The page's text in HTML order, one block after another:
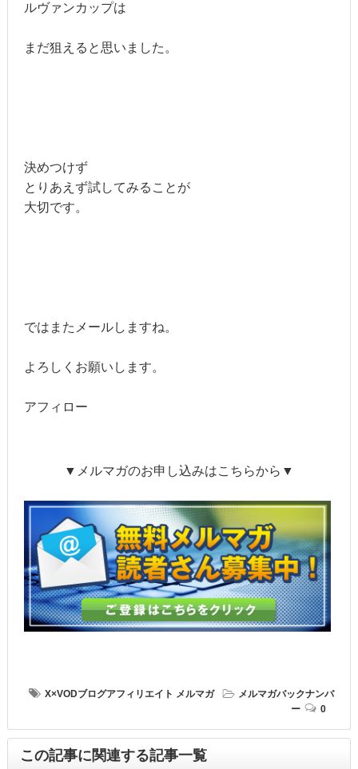
ルヴァンカップは
まだ狙えると思いました。
決めつけず
とりあえず試してみることが
大切です。
ではまたメールしますね。
よろしくお願いします。
アフィロー
▼メルマガのお申し込みはこちらから▼
X×VODブログアフィリエイト メルマガ
メルマガバックナンバ
ー
0
この記事に関連する記事一覧